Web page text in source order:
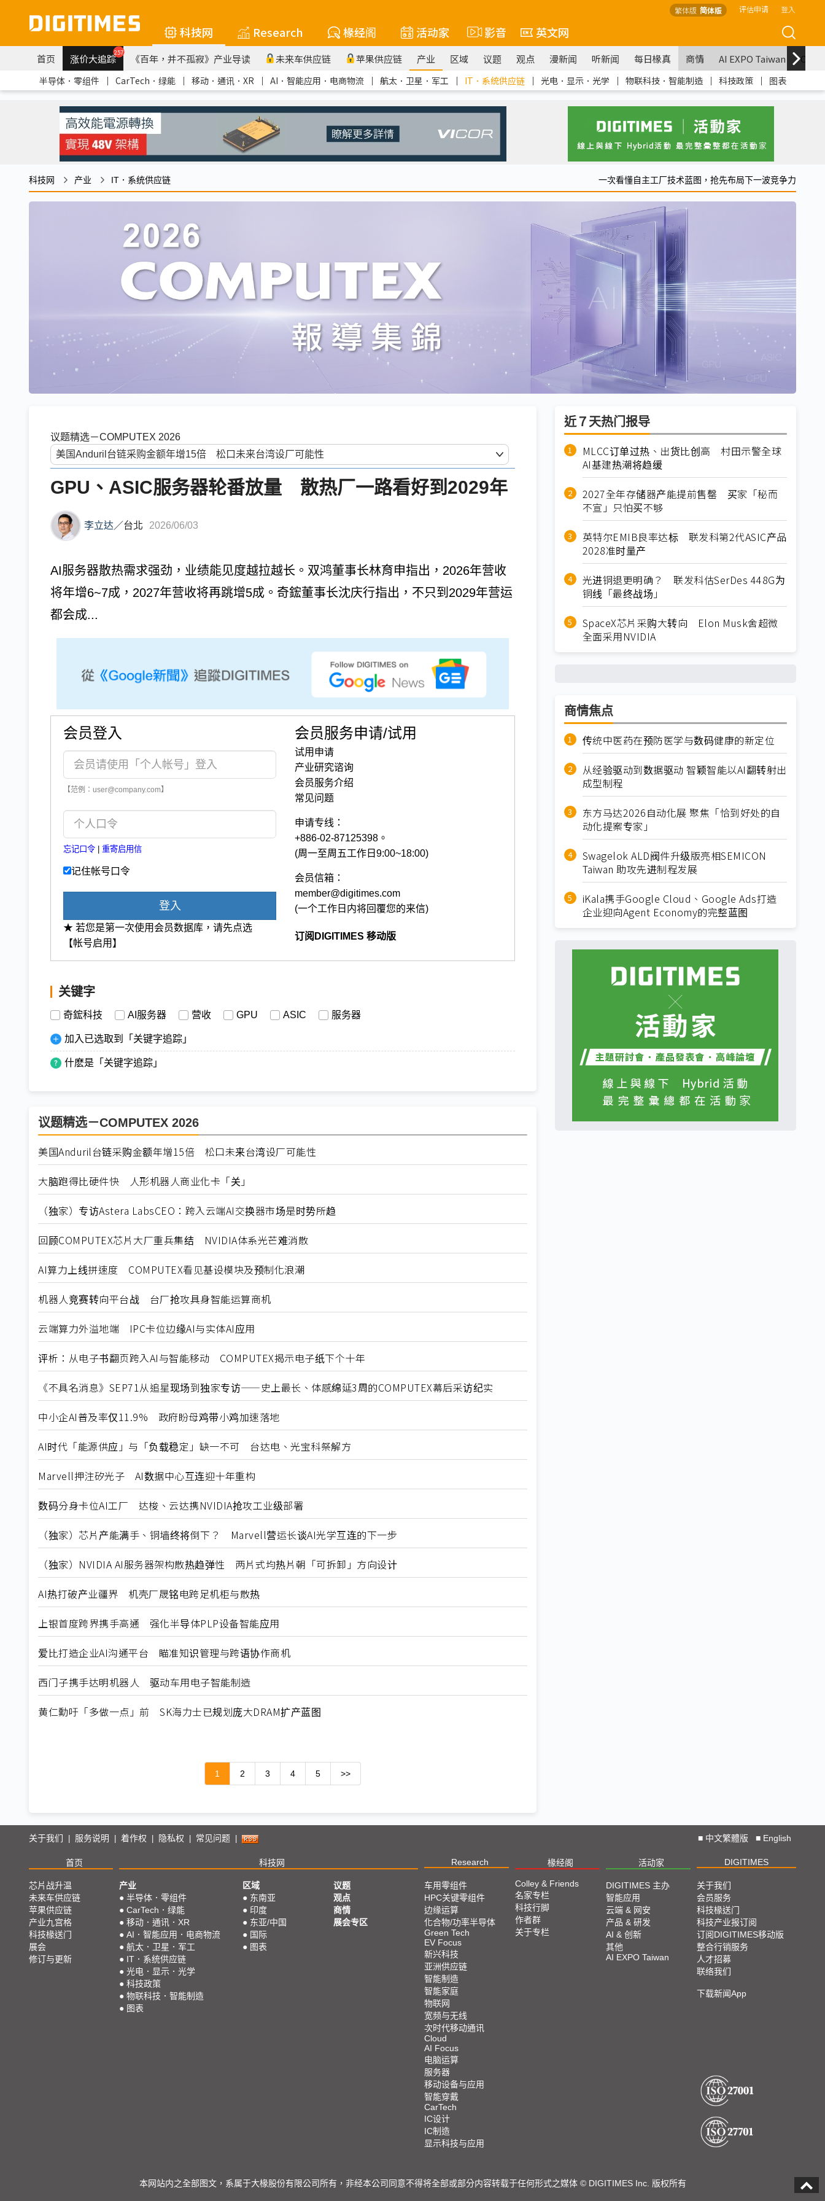
繁体版 简体版 评估申请 登入
科技网 Research 椽经阁 活动家 影音 英文网
首页 涨价大追踪257 《百年，并不孤寂》产业导读 未来车供应链 苹果供应链 产业 区域 议题 观点 漫新闻 听新闻 每日椽真 商情 AI EXPO Taiwan
半导体．零组件 ｜ CarTech．绿能 ｜ 移动．通讯．XR ｜ AI．智能应用．电商物流 ｜ 航太．卫星．军工 ｜ IT．系统供应链 ｜ 光电．显示．光学 ｜ 物联科技．智能制造 ｜ 科技政策 ｜ 图表
科技网 产业 IT．系统供应链 一次看懂自主工厂技术蓝图，抢先布局下一波竞争力
议题精选－COMPUTEX 2026
GPU、ASIC服务器轮番放量 散热厂一路看好到2029年
李立达／台北 2026/06/03
AI服务器散热需求强劲，业绩能见度越拉越长。双鸿董事长林育申指出，2026年营收
将年增6~7成，2027年营收将再跳增5成。奇鋐董事长沈庆行指出，不只到2029年营运
都会成...
会员登入
【范例：user@company.com】
忘记口令 重寄启用信
记住帐号口令
登入
★ 若您是第一次使用会员数据库，请先点选
【帐号启用】
会员服务申请/试用
试用申请
产业研究谘询
会员服务介绍
常见问题
申请专线：
+886-02-87125398。
(周一至周五工作日9:00~18:00)
会员信箱：
member@digitimes.com
(一个工作日内将回覆您的来信)
订阅DIGITIMES 移动版
关键字
奇鋐科技 AI服务器 营收 GPU ASIC 服务器
加入已选取到「关键字追踪」
什麽是「关键字追踪」
议题精选－COMPUTEX 2026
美国Anduril台链采购金额年增15倍 松口未来台湾设厂可能性
大脑跑得比硬件快 人形机器人商业化卡「关」
（独家）专访Astera LabsCEO：跨入云端AI交换器市场是时势所趋
回顾COMPUTEX芯片大厂重兵集结 NVIDIA体系光芒难消散
AI算力上线拼速度 COMPUTEX看见基设模块及预制化浪潮
机器人竞赛转向平台战 台厂抢攻具身智能运算商机
云端算力外溢地端 IPC卡位边缘AI与实体AI应用
评析：从电子书翻页跨入AI与智能移动 COMPUTEX揭示电子纸下个十年
《不具名消息》SEP71从追星现场到独家专访——史上最长、体感绵延3周的COMPUTEX幕后采访纪实
中小企AI普及率仅11.9% 政府盼母鸡带小鸡加速落地
AI时代「能源供应」与「负载稳定」缺一不可 台达电、光宝科祭解方
Marvell押注矽光子 AI数据中心互连迎十年重构
数码分身卡位AI工厂 达梭、云达携NVIDIA抢攻工业级部署
（独家）芯片产能满手、铜墙终将倒下？ Marvell营运长谈AI光学互连的下一步
（独家）NVIDIA AI服务器架构散热趋弹性 两片式均热片朝「可拆卸」方向设计
AI热打破产业疆界 机壳厂晟铭电跨足机柜与散热
上银首度跨界携手高通 强化半导体PLP设备智能应用
爱比打造企业AI沟通平台 瞄准知识管理与跨语协作商机
西门子携手达明机器人 驱动车用电子智能制造
黄仁勳吁「多做一点」前 SK海力士已规划庞大DRAM扩产蓝图
1 2 3 4 5 >>
近７天热门报导
MLCC订单过热、出货比创高 村田示警全球
AI基建热潮将趋缓
2027全年存储器产能提前售罄 买家「秘而
不宣」只怕买不够
英特尔EMIB良率达标 联发科第2代ASIC产品
2028准时量产
光进铜退更明确？ 联发科估SerDes 448G为
铜线「最终战场」
SpaceX芯片采购大转向 Elon Musk舍超微
全面采用NVIDIA
商情焦点
传统中医药在预防医学与数码健康的新定位
从经验驱动到数据驱动 智颖智能以AI翻转射出
成型制程
东方马达2026自动化展 聚焦「恰到好处的自
动化提案专家」
Swagelok ALD阀件升级版亮相SEMICON
Taiwan 助攻先进制程发展
iKala携手Google Cloud、Google Ads打造
企业迎向Agent Economy的完整蓝图
关于我们 服务说明 着作权 隐私权 常见问题 ■ 中文繁體版 ■ English
首页 科技网 Research 椽经阁 活动家 DIGITIMES
芯片战升温
未来车供应链
苹果供应链
产业九宫格
科技椽送门
展会
修订与更新
产业
● 半导体．零组件
● CarTech．绿能
● 移动．通讯．XR
● AI．智能应用．电商物流
● 航太．卫星．军工
● IT．系统供应链
● 光电．显示．光学
● 科技政策
● 物联科技．智能制造
● 图表
区域
● 东南亚
● 印度
● 东亚/中国
● 国际
● 图表
议题
观点
商情
展会专区
车用零组件
HPC关键零组件
边缘运算
化合物/功率半导体
Green Tech
EV Focus
新兴科技
亚洲供应链
智能制造
智能家庭
物联网
宽频与无线
次时代移动通讯
Cloud
AI Focus
电脑运算
服务器
移动设备与应用
智能穿戴
CarTech
IC设计
IC制造
显示科技与应用
Colley & Friends
名家专栏
科技行脚
作者群
关于专栏
DIGITIMES 主办
智能应用
云端 & 网安
产品 & 研发
AI & 创新
其他
AI EXPO Taiwan
关于我们
会员服务
科技椽送门
科技产业报订阅
订阅DIGITIMES移动版
整合行销服务
人才招募
联络我们
下载新闻App
本网站内之全部图文，系属于大椽股份有限公司所有，非经本公司同意不得将全部或部分内容转载于任何形式之媒体 © DIGITIMES Inc. 版权所有